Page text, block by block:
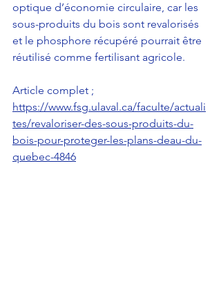
optique d’économie circulaire, car les
sous-produits du bois sont revalorisés
et le phosphore récupéré pourrait être
réutilisé comme fertilisant agricole.
Article complet ;
https://www.fsg.ulaval.ca/faculte/actuali
tes/revaloriser-des-sous-produits-du-
bois-pour-proteger-les-plans-deau-du-
quebec-4846